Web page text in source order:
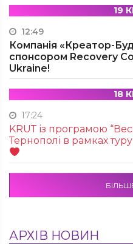
19
12:49
Компанія «Креатор-
спонсором Recovery
Ukraine!
18
17:24
KRUТ із програмою
Тернополі в рамках
АРХІВ НОВИН